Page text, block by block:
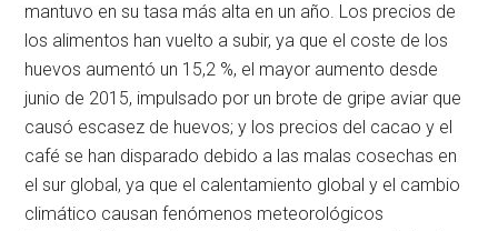
mantuvo en su tasa más alta en un año. Los precios de
los alimentos han vuelto a subir, ya que el coste de los
huevos aumentó un 15,2 %, el mayor aumento desde
junio de 2015, impulsado por un brote de gripe aviar que
causó escasez de huevos; y los precios del cacao y el
café se han disparado debido a las malas cosechas en
el sur global, ya que el calentamiento global y el cambio
climático causan fenómenos meteorológicos